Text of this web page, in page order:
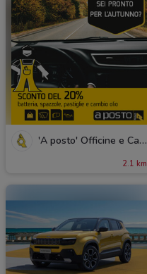
'A posto' Officine e Carrozzerie
2.1 km